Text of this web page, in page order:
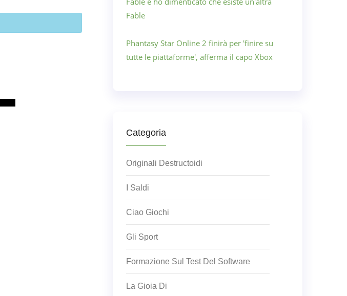
Fable
Phantasy Star Online 2 finirà per 'finire su
tutte le piattaforme', afferma il capo Xbox
Categoria
Originali Destructoidi
I Saldi
Ciao Giochi
Gli Sport
Formazione Sul Test Del Software
La Gioia Di